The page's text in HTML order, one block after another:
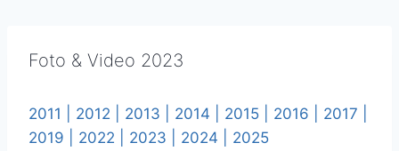
Foto & Video 2023
2011 | 2012 | 2013 | 2014 | 2015 | 2016 | 2017 |
2019 | 2022 | 2023 | 2024 | 2025